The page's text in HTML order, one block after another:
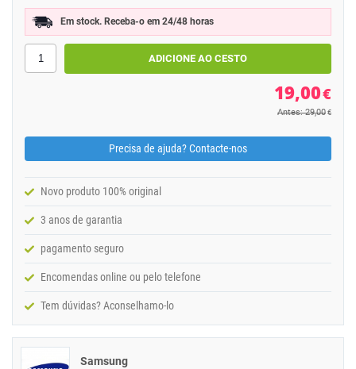
Em stock. Receba-o em 24/48 horas
19,00€
Antes: 29,00 €
Precisa de ajuda? Contacte-nos
Novo produto 100% original
3 anos de garantia
pagamento seguro
Encomendas online ou pelo telefone
Tem dúvidas? Aconselhamo-lo
Samsung